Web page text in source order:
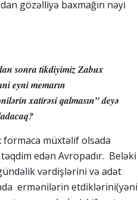
gözəlliyə baxmağın nəyi
sonra tikdiyimiz Zabux
eyni memarın
xatirəsi qalmasın” deyə
müxtəlif olsada
edən Avropadır. Beləki
vərdişlərini və adət
ermənilərin etdiklərini(yəni